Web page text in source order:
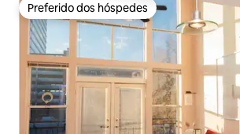
Preferido dos hóspedes
Preferido dos hóspedes